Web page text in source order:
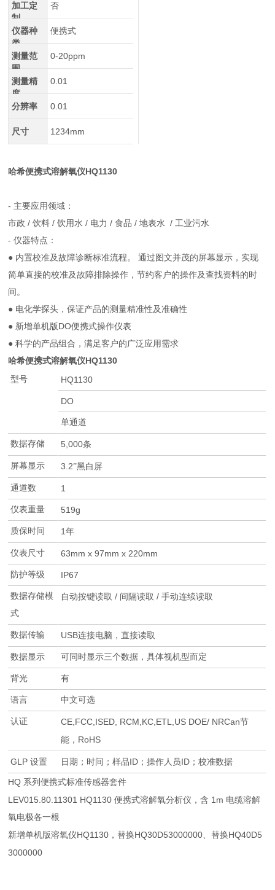
加工定
制
否
仪器种
类
便携式
测量范
围
0-20ppm
测量精
度
0.01
分辨率 0.01
尺寸 1234mm
哈希便携式溶解氧仪HQ1130
- 主要应用领域：
市政 / 饮料 / 饮用水 / 电力 / 食品 / 地表水 / 工业污水
- 仪器特点：
● 内置校准及故障诊断标准流程。 通过图文并茂的屏幕显示，实现
简单直接的校准及故障排除操作，节约客户的操作及查找资料的时
间。
● 电化学探头，保证产品的测量精准性及准确性
● 新增单机版DO便携式操作仪表
● 科学的产品组合，满足客户的广泛应用需求
哈希便携式溶解氧仪HQ1130
型号 HQ1130
DO
单通道
数据存储 5,000条
屏幕显示 3.2”黑白屏
通道数 1
仪表重量 519g
质保时间 1 年
仪表尺寸 63mm x 97mm x 220mm
防护等级 IP67
数据存储模
式
自动按键读取 / 间隔读取 / 手动连续读取
数据传输 USB连接电脑，直接读取
数据显示 可同时显示三个数据，具体视机型而定
背光 有
语言 中文可选
认证 CE,FCC,ISED, RCM,KC,ETL,US DOE/ NRCan节
能， RoHS
GLP 设置 日期；时间；样品ID；操作人员ID；校准数据
HQ 系列便携式标准传感器套件
LEV015.80.11301 HQ1130便携式溶解氧分析仪，含 1m 电缆溶解
氧电极各一根
新增单机版溶氧仪HQ1130 ，替换HQ30D53000000、替换HQ40D5
3000000